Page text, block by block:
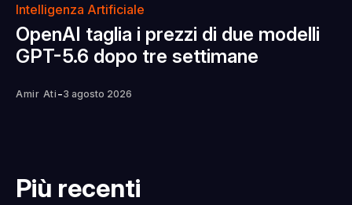
Intelligenza Artificiale
OpenAI taglia i prezzi di due modelli
GPT-5.6 dopo tre settimane
Amir Ati -3 agosto 2026
Più recenti